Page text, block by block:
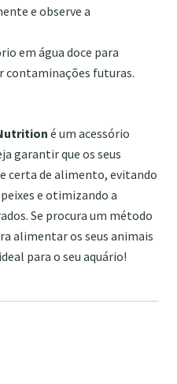
e observe a
em água doce para
contaminações futuras.
é um acessório
garantir que os seus
certa de alimento, evitando
e otimizando a
Se procura um método
alimentar os seus animais
para o seu aquário!